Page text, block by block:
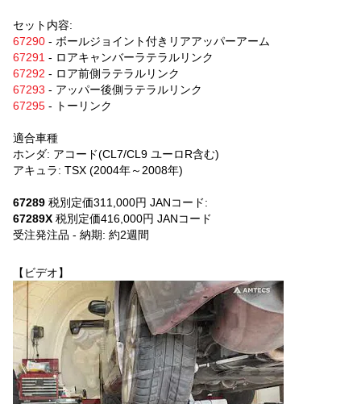
セット内容:
67290 - ボールジョイント付きリアアッパーアーム
67291 - ロアキャンバーラテラルリンク
67292 - ロア前側ラテラルリンク
67293 - アッパー後側ラテラルリンク
67295 - トーリンク
適合車種
ホンダ: アコード(CL7/CL9 ユーロR含む)
アキュラ: TSX (2004年～2008年)
67289 税別定価311,000円 JANコード:
67289X 税別定価416,000円 JANコード
受注発注品 - 納期: 約2週間
【ビデオ】